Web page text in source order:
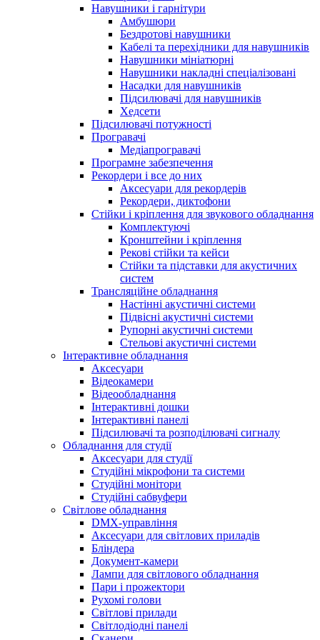
Навушники і гарнітури
Амбушюри
Бездротові навушники
Кабелі та перехідники для навушників
Навушники мініатюрні
Навушники накладні спеціалізовані
Насадки для навушників
Підсилювачі для навушників
Хедсети
Підсилювачі потужності
Програвачі
Медіапрогравачі
Програмне забезпечення
Рекордери і все до них
Аксесуари для рекордерів
Рекордери, диктофони
Стійки і кріплення для звукового обладнання
Комплектуючі
Кронштейни і кріплення
Рекові стійки та кейси
Стійки та підставки для акустичних
систем
Трансляційне обладнання
Настінні акустичні системи
Підвісні акустичні системи
Рупорні акустичні системи
Стельові акустичні системи
Інтерактивне обладнання
Аксесуари
Відеокамери
Відеообладнання
Інтерактивні дошки
Інтерактивні панелі
Підсилювачі та розподілювачі сигналу
Обладнання для студії
Аксесуари для студії
Студійні мікрофони та системи
Студійні монітори
Студійні сабвуфери
Світлове обладнання
DMX-управління
Аксесуари для світлових приладів
Бліндера
Документ-камери
Лампи для світлового обладнання
Пари і прожектори
Рухомі голови
Світлові прилади
Світлодіодні панелі